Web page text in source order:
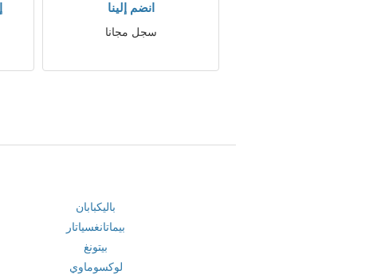
انضم إلينا
سجل مجانا
باليكبابان
بيماتانغسياتار
بيتونغ
لوكسوماوي